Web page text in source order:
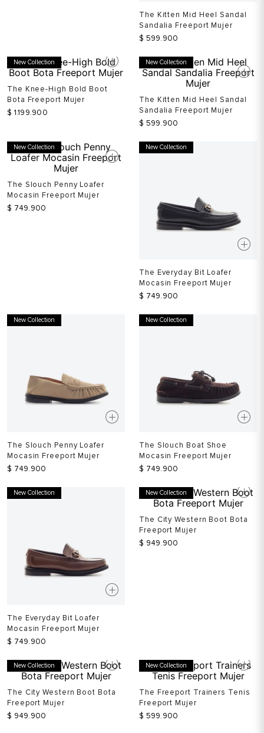
The Kitten Mid Heel Sandal
Sandalia Freeport Mujer
$ 599.900
New Collection
The Knee-High Bold Boot
Bota Freeport Mujer
$ 1.199.900
New Collection
The Kitten Mid Heel Sandal
Sandalia Freeport Mujer
$ 599.900
New Collection
The Slouch Penny Loafer
Mocasin Freeport Mujer
$ 749.900
New Collection
The Everyday Bit Loafer
Mocasin Freeport Mujer
$ 749.900
New Collection
The Slouch Penny Loafer
Mocasin Freeport Mujer
$ 749.900
New Collection
The Slouch Boat Shoe
Mocasin Freeport Mujer
$ 749.900
New Collection
The Everyday Bit Loafer
Mocasin Freeport Mujer
$ 749.900
New Collection
The City Western Boot Bota
Freeport Mujer
$ 949.900
New Collection
The City Western Boot Bota
Freeport Mujer
$ 949.900
New Collection
The Freeport Trainers Tenis
Freeport Mujer
$ 599.900